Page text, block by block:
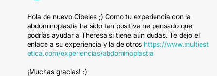
Hola de nuevo Cibeles ;) Como tu experiencia con la
abdominoplastia ha sido tan positiva he pensado que
podrías ayudar a Theresa si tiene aún dudas. Te dejo el
enlace a su experiencia y la de otros https://www.multiest
etica.com/experiencias/abdominoplastia
¡Muchas gracias! :)